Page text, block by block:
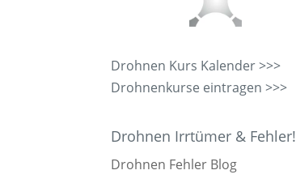
Drohnen Kurs Kalender >>>
Drohnenkurse eintragen >>>
Drohnen Irrtümer & Fehler!
Drohnen Fehler Blog